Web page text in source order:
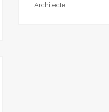
Architecte